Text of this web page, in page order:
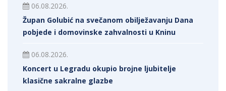
06.08.2026.
Župan Golubić na svečanom obilježavanju Dana
pobjede i domovinske zahvalnosti u Kninu
06.08.2026.
Koncert u Legradu okupio brojne ljubitelje
klasične sakralne glazbe